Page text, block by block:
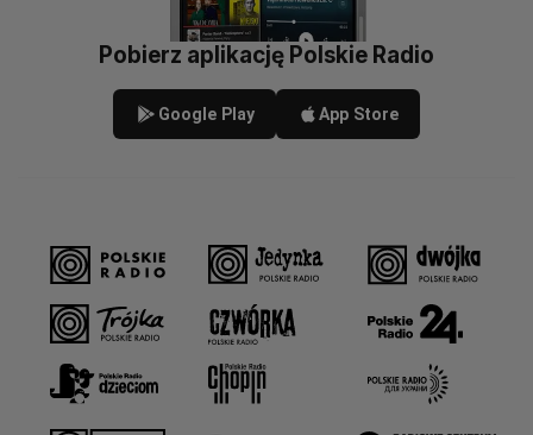
Pobierz aplikację Polskie Radio
Google Play App Store